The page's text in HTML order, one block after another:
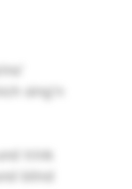
sing'n
trink
blind